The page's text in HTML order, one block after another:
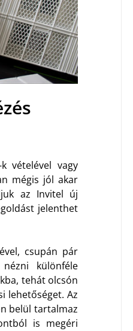
vételével vagy
mégis jól akar
az Invitel új
jelenthet
csupán pár
különféle
tehát olcsón
lehetőséget. Az
belül tartalmaz
is megéri